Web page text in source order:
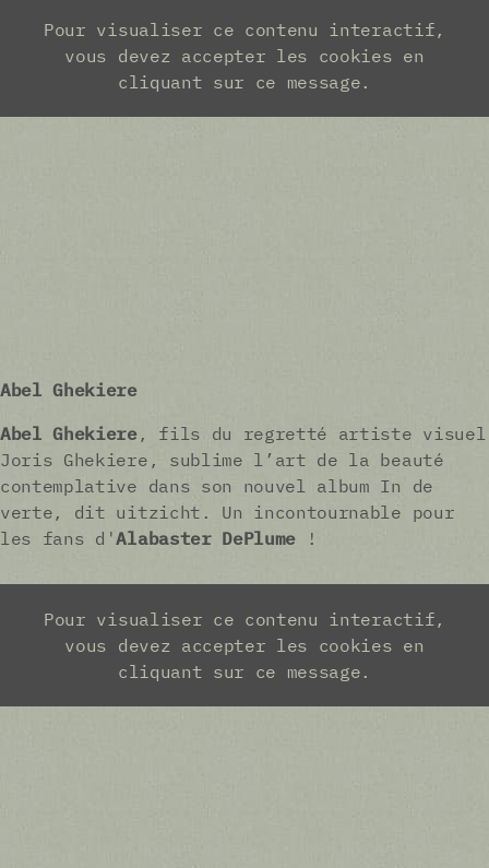
Abel Ghekiere
Abel Ghekiere, fils du regretté artiste visuel
Joris Ghekiere, sublime l’art de la beauté
contemplative dans son nouvel album In de
verte, dit uitzicht. Un incontournable pour
les fans d'Alabaster DePlume !